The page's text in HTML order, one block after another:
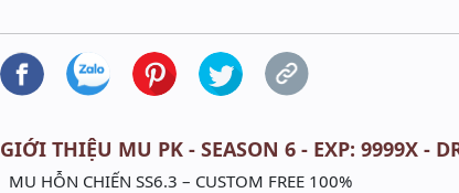
GIỚI THIỆU MU PK - SEASON 6 - EXP: 9999X -
MU HỖN CHIẾN SS6.3 – CUSTOM FREE 100%